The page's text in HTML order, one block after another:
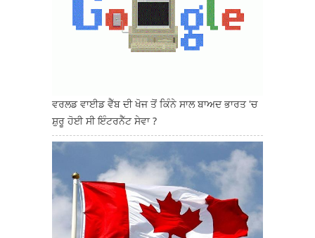
ਵਰਲਡ ਵਾਈਡ ਵੈੱਬ ਦੀ ਖੋਜ ਤੋਂ ਕਿੰਨੇ ਸਾਲ ਬਾਅਦ ਭਾਰਤ 'ਚ
ਸ਼ੁਰੂ ਹੋਈ ਸੀ ਇੰਟਰਨੈੱਟ ਸੇਵਾ ?